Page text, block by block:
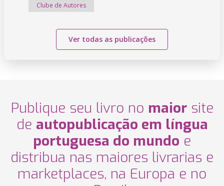
Clube de Autores
Ver todas as publicações
Publique seu livro no maiorsite
de autopublicação em língua
portuguesa do mundo e
distribua nas maiores livrarias e
marketplaces, na Europa e no